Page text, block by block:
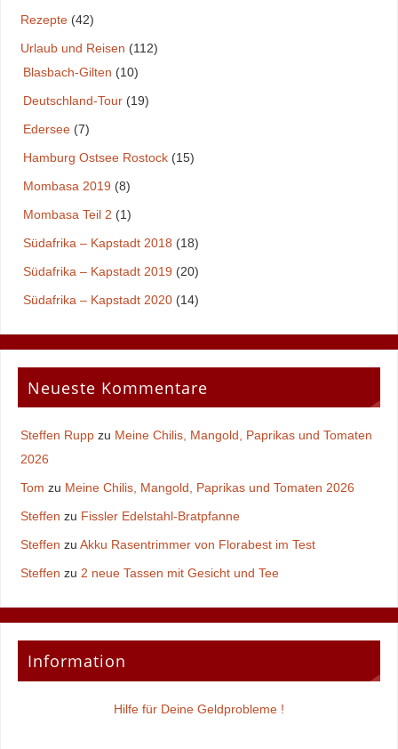
Rezepte(42)
Urlaub und Reisen (112)
Blasbach-Gilten (10)
Deutschland-Tour(19)
Edersee(7)
Hamburg Ostsee Rostock(15)
Mombasa 2019 (8)
Mombasa Teil 2 (1)
Südafrika – Kapstadt 2018 (18)
Südafrika – Kapstadt 2019 (20)
Südafrika – Kapstadt 2020(14)
Neueste Kommentare
Steffen Ruppzu Meine Chilis, Mangold, Paprikas und Tomaten
2026
Tom zu Meine Chilis, Mangold, Paprikas und Tomaten 2026
Steffen zu Fissler Edelstahl-Bratpfanne
Steffen zu Akku Rasentrimmer von Florabest im Test
Steffen zu 2 neue Tassen mit Gesicht und Tee
Information
Hilfe für Deine Geldprobleme !